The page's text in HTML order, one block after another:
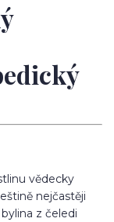
vědecky
nejčastěji
z čeledi